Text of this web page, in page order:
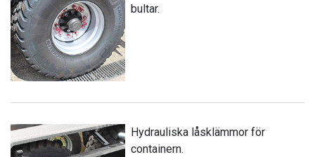
bultar.
Hydrauliska låsklämmor för
containern.